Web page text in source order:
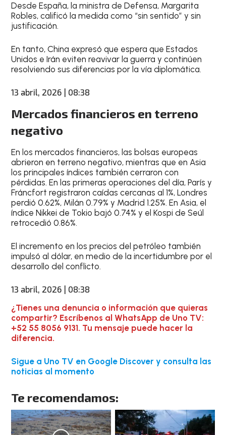
Desde España, la ministra de Defensa, Margarita
Robles, calificó la medida como “sin sentido” y sin
justificación.
En tanto, China expresó que espera que Estados
Unidos e Irán eviten reavivar la guerra y continúen
resolviendo sus diferencias por la vía diplomática.
13 abril, 2026 | 08:38
Mercados financieros en terreno
negativo
En los mercados financieros, las bolsas europeas
abrieron en terreno negativo, mientras que en Asia
los principales índices también cerraron con
pérdidas. En las primeras operaciones del día, París y
Fráncfort registraron caídas cercanas al 1%, Londres
perdió 0.62%, Milán 0.79% y Madrid 1.25%. En Asia, el
índice Nikkei de Tokio bajó 0.74% y el Kospi de Seúl
retrocedió 0.86%.
El incremento en los precios del petróleo también
impulsó al dólar, en medio de la incertidumbre por el
desarrollo del conflicto.
13 abril, 2026 | 08:38
¿Tienes una denuncia o información que quieras
compartir? Escríbenos al WhatsApp de Uno TV:
+52 55 8056 9131. Tu mensaje puede hacer la
diferencia.
Sigue a Uno TV en Google Discover y consulta las
noticias al momento
Te recomendamos: